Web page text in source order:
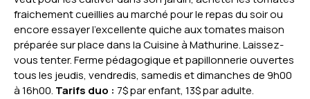
fraichement cueillies au marché pour le repas du soir ou
encore essayer l’excellente quiche aux tomates maison
préparée sur place dans la Cuisine à Mathurine. Laissez-
vous tenter. Ferme pédagogique et papillonnerie ouvertes
tous les jeudis, vendredis, samedis et dimanches de 9h00
à 16h00. Tarifs duo : 7$ par enfant, 13$ par adulte.